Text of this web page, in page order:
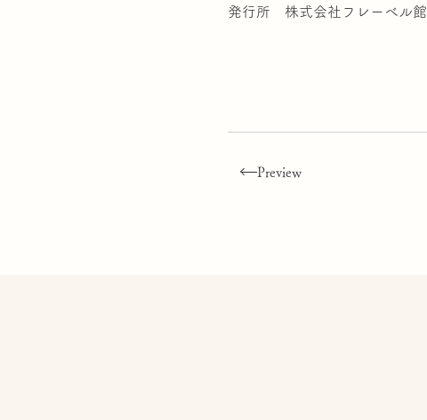
発行所 株式会社フレーベル館
Preview